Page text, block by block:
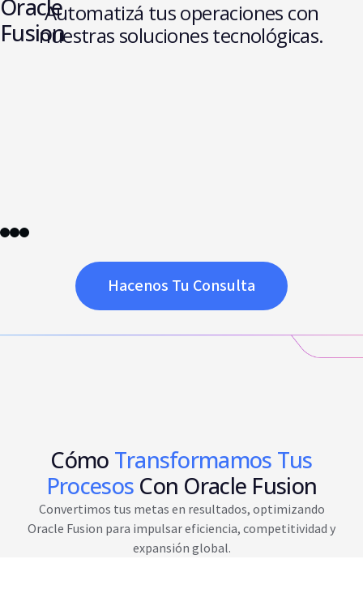
Oracle
Fusion
Automatizá tus operaciones con
nuestras soluciones tecnológicas.
Hacenos Tu Consulta
Cómo Transformamos Tus
Procesos Con Oracle Fusion
Convertimos tus metas en resultados, optimizando
Oracle Fusion para impulsar eficiencia, competitividad y
expansión global.